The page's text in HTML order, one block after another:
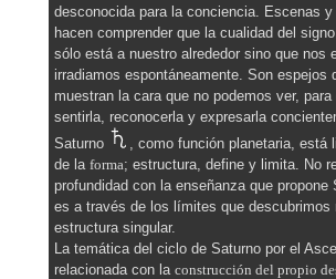
desconocida para la conciencia. Escenas y
hacen comprender que la cualidad del
sólo está a nuestro alrededor sino que nos
irradiamos espontáneamente. Son espejos
muestran la cara que no podemos ver, para
sentirla, reconocerla y expresarla
Saturno
, como función planetaria, está
de la forma; estructura, define y limita. No
profundidad con la enseñanza que
es a través de los límites que descubrimos
estructura singular.
La temática del ciclo de Saturno por el
relacionada con la construcción del propio